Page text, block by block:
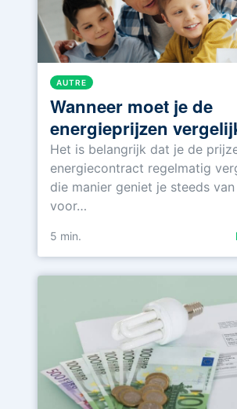
AUTRE
Wanneer moet je de
energieprijzen
Het is belangrijk dat je de
energiecontract regelmatig
die manier geniet je steeds
voor…
5 min.